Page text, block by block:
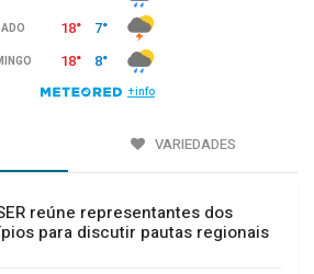
VARIEDADES
reúne representantes dos
para discutir pautas regionais